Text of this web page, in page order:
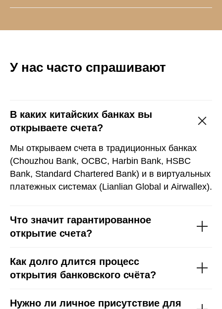
У нас часто спрашивают
В каких китайских банках вы
открываете счета?
Мы открываем счета в традиционных банках
(Chouzhou Bank, OCBC, Harbin Bank, HSBC
Bank, Standard Chartered Bank) и в виртуальных
платежных системах (Lianlian Global и Airwallex).
Что значит гарантированное
открытие счета?
Как долго длится процесс
открытия банковского счёта?
Нужно ли личное присутствие для